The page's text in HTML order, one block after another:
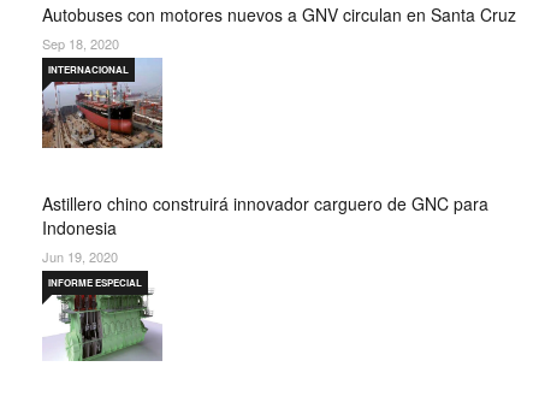
Autobuses con motores nuevos a GNV circulan en Santa Cruz
Sep 18, 2020
Astillero chino construirá innovador carguero de GNC para
Indonesia
INTERNACIONAL
Jun 19, 2020
INFORME ESPECIAL